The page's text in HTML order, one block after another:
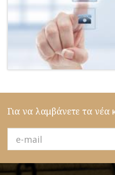
Για να λαμβάνετε τα νέα